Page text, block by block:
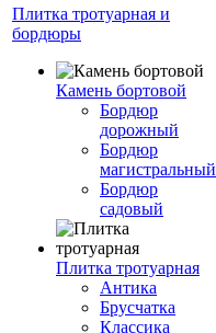
Плитка тротуарная и
бордюры
Камень бортовой
Бордюр
дорожный
Бордюр
магистральный
Бордюр
садовый
Плитка тротуарная
Антика
Брусчатка
Классика